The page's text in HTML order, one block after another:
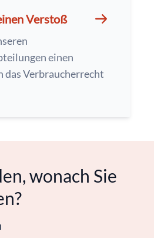
Verstoß
einen
das Verbraucherrecht
wonach Sie